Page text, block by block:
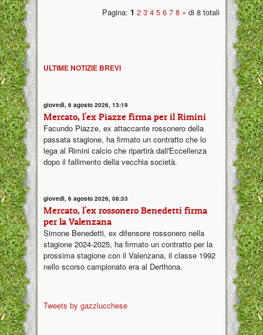
Pagina: 1 2 3 4 5 6 7 8 » di 8 totali
ULTIME NOTIZIE BREVI
giovedì, 6 agosto 2026, 13:19
Mercato, l'ex Piazze firma per il Rimini
Facundo Piazze, ex attaccante rossonero della
passata stagione, ha firmato un contratto che lo
lega al Rimini calcio che ripartirà dall'Eccellenza
dopo il fallimento della vecchia società.
giovedì, 6 agosto 2026, 08:33
Mercato, l'ex rossonero Benedetti firma
per la Valenzana
Simone Benedetti, ex difensore rossonero nella
stagione 2024-2025, ha firmato un contratto per la
prossima stagione con il Valenzana, il classe 1992
nello scorso campionato era al Derthona.
Tweets by gazzlucchese